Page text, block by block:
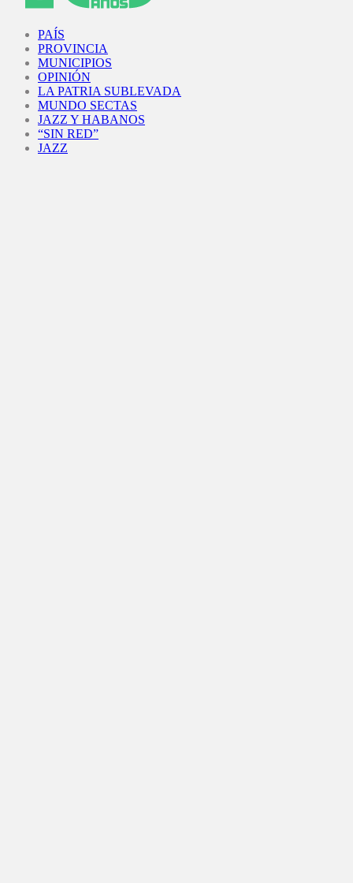
PAÍS
PROVINCIA
MUNICIPIOS
OPINIÓN
LA PATRIA SUBLEVADA
MUNDO SECTAS
JAZZ Y HABANOS
“SIN RED”
JAZZ